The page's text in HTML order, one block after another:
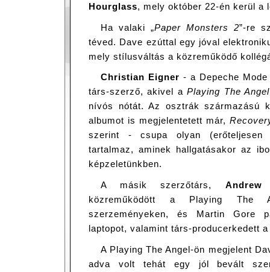
Hourglass, mely október 22-én kerül a
Ha valaki „Paper Monsters 2”-re
téved. Dave ezúttal egy jóval
mely stílusváltás a közreműködő
Christian Eigner - a Depeche
társ-szerző, akivel aPlaying The Angel
nívós nótát. Az osztrák származású
albumot is megjelentetett már,
szerint - csupa olyan (erőteljesen
tartalmaz, aminek hallgatásakor az
képzeletünkben.
A másik szerzőtárs,
közreműködött a Playing The
szerzeményeken, és Martin Gore
laptopot, valamint társ-producerkedett
A Playing The Angel-ön megjelent
adva volt tehát egy jól bevált